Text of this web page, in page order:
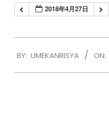
2018年4月27日
01-
BY: UMEKANRISYA ON: